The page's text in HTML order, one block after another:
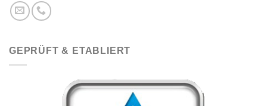
GEPRÜFT & ETABLIERT